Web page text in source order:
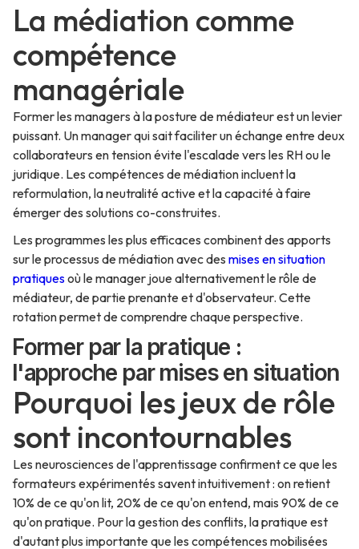
La médiation comme
compétence
managériale
Former les managers à la posture de médiateur est un levier
puissant. Un manager qui sait faciliter un échange entre deux
collaborateurs en tension évite l'escalade vers les RH ou le
juridique. Les compétences de médiation incluent la
reformulation, la neutralité active et la capacité à faire
émerger des solutions co-construites.
Les programmes les plus efficaces combinent des apports
sur le processus de médiation avec des mises en situation
pratiquesoù le manager joue alternativement le rôle de
médiateur, de partie prenante et d'observateur. Cette
rotation permet de comprendre chaque perspective.
Former par la pratique :
l'approche par mises en situation
Pourquoi les jeux de rôle
sont incontournables
Les neurosciences de l'apprentissage confirment ce que les
formateurs expérimentés savent intuitivement : on retient
10% de ce qu'on lit, 20% de ce qu'on entend, mais 90% de ce
qu'on pratique. Pour la gestion des conflits, la pratique est
d'autant plus importante que les compétences mobilisées